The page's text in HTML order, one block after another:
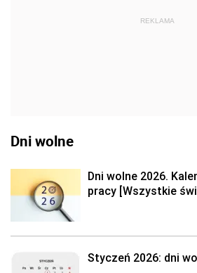
REKLAMA
Dni wolne
Dni wolne 2026.
pracy [Wszystkie
Styczeń 2026: dni